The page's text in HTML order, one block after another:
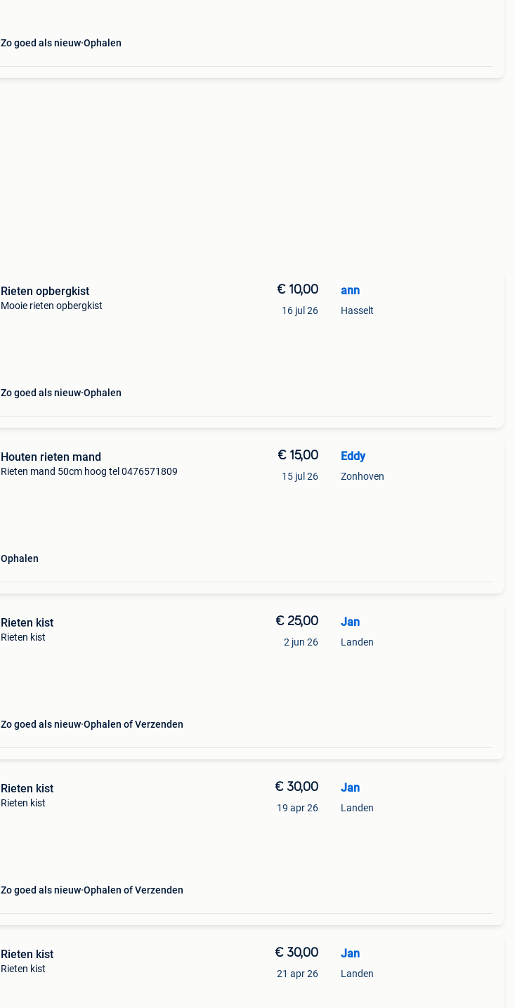
Zo goed als nieuw Ophalen
Rieten opbergkist
Mooie rieten opbergkist
Zo goed als nieuw Ophalen
€ 10,00
16 jul 26
ann
Hasselt
Houten rieten mand
Rieten mand 50cm hoog tel 0476571809
Ophalen
€ 15,00
15 jul 26
Eddy
Zonhoven
Rieten kist
Rieten kist
Zo goed als nieuw Ophalen of Verzenden
€ 25,00
2 jun 26
Jan
Landen
Rieten kist
Rieten kist
Zo goed als nieuw Ophalen of Verzenden
€ 30,00
19 apr 26
Jan
Landen
Rieten kist
Rieten kist
€ 30,00
21 apr 26
Jan
Landen